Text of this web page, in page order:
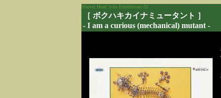
Shovel Head Solo Exhibitions 01
［ ボクハキカイナミュータント ］
- I am a curious (mechanical) mutant -